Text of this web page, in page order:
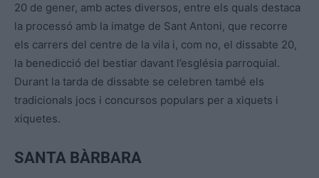
20 de gener, amb actes diversos, entre els quals destaca
la processó amb la imatge de Sant Antoni, que recorre
els carrers del centre de la vila i, com no, el dissabte 20,
la benedicció del bestiar davant l’església parroquial.
Durant la tarda de dissabte se celebren també els
tradicionals jocs i concursos populars per a xiquets i
xiquetes.
SANTA BÀRBARA